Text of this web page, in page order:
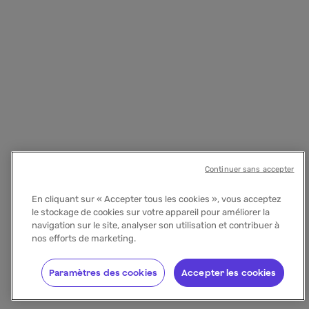
En cliquant sur « Accepter tous les cookies », vous acceptez
le stockage de cookies sur votre appareil pour améliorer la
navigation sur le site, analyser son utilisation et contribuer à
nos efforts de marketing.
Accepter les cookies
Paramètres des cookies
Continuer sans accepter